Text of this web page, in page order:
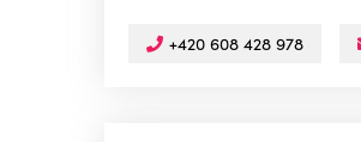
+420 608 428 978